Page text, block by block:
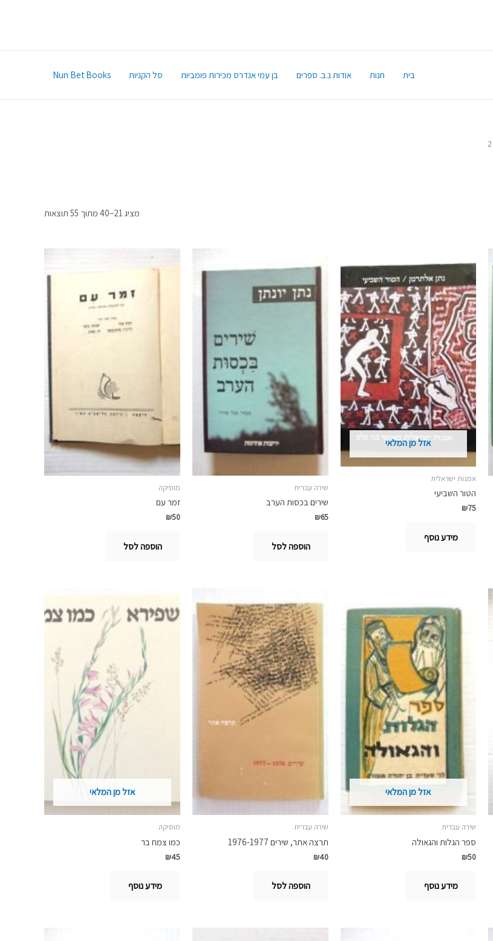
בית חנות אודות נ.ב. ספרים בן עמי אנדרס מכירות פומביות סל הקניות Nun Bet Books
מציג 21–40 מתוך 55 תוצאות
אזל מן המלאי
אמנות ישראלית
הטור השביעי
₪75
מידע נוסף
שירה עברית
שירים בכסות הערב
₪65
הוספה לסל
מוסיקה
זמר עם
₪50
הוספה לסל
אזל מן המלאי
שירה עברית
ספר הגלות והגאולה
₪50
מידע נוסף
שירה עברית
תרצה אתר, שירים 1976-1977
₪40
הוספה לסל
אזל מן המלאי
מוסיקה
כמו צמח בר
₪45
מידע נוסף